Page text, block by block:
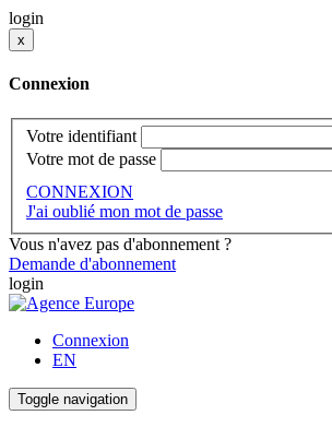
login
x
Connexion
Votre identifiant
Votre mot de passe
CONNEXION
J'ai oublié mon mot de passe
Vous n'avez pas d'abonnement ?
Demande d'abonnement
login
Connexion
EN
Toggle navigation